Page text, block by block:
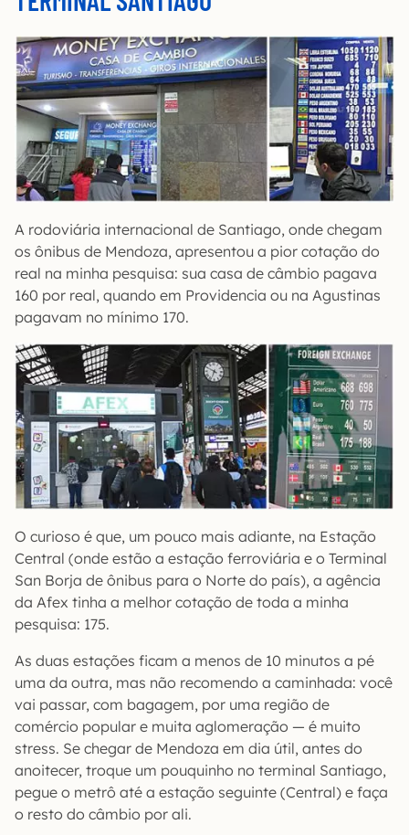
A rodoviária internacional de Santiago, onde chegam
os ônibus de Mendoza, apresentou a pior cotação do
real na minha pesquisa: sua casa de câmbio pagava
160 por real, quando em Providencia ou na Agustinas
pagavam no mínimo 170.
O curioso é que, um pouco mais adiante, na Estação
Central (onde estão a estação ferroviária e o Terminal
San Borja de ônibus para o Norte do país), a agência
da Afex tinha a melhor cotação de toda a minha
pesquisa: 175.
As duas estações ficam a menos de 10 minutos a pé
uma da outra, mas não recomendo a caminhada: você
vai passar, com bagagem, por uma região de
comércio popular e muita aglomeração — é muito
stress. Se chegar de Mendoza em dia útil, antes do
anoitecer, troque um pouquinho no terminal Santiago,
pegue o metrô até a estação seguinte (Central) e faça
o resto do câmbio por ali.